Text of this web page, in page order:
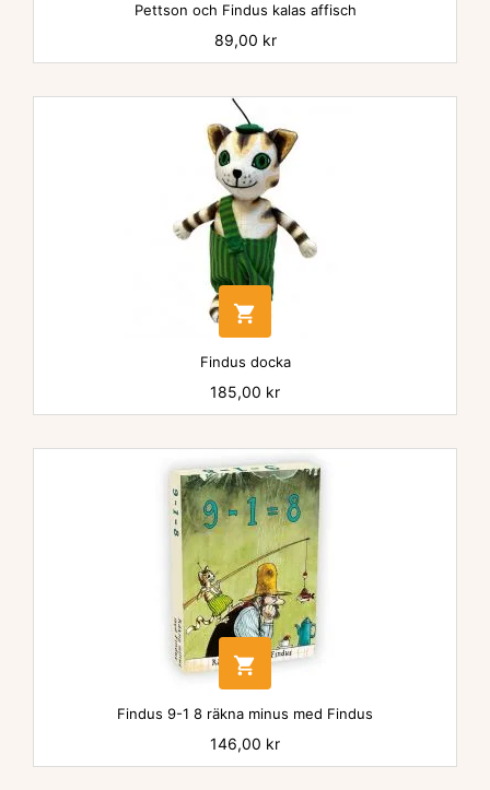
Pettson och Findus kalas affisch
Pris
89,00 kr

Findus docka
Pris
185,00 kr

Findus 9-1 8 räkna minus med Findus
Pris
146,00 kr